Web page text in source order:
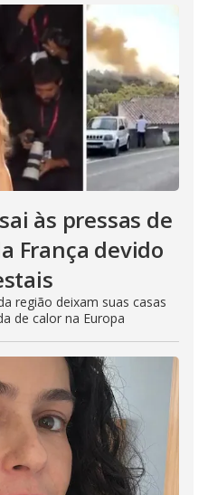
às pressas de
França devido
região deixam suas casas
de calor na Europa